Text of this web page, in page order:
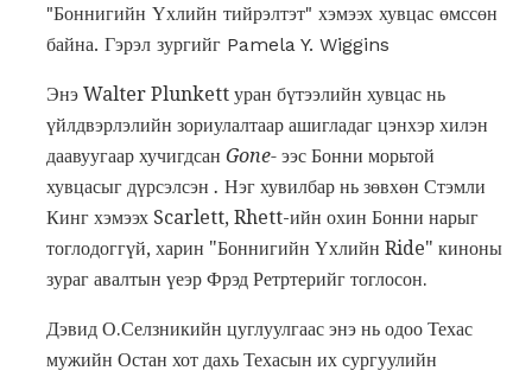
"Боннигийн Үхлийн тийрэлтэт" хэмээх хувцас өмссөн
байна. Гэрэл зургийг Pamela Y. Wiggins
Энэ Walter Plunkett уран бүтээлийн хувцас нь
үйлдвэрлэлийн зориулалтаар ашигладаг цэнхэр хилэн
даавуугаар хучигдсан Gone- ээс Бонни морьтой
хувцасыг дүрсэлсэн . Нэг хувилбар нь зөвхөн Стэмли
Кинг хэмээх Scarlett, Rhett-ийн охин Бонни нарыг
тоглодоггүй, харин "Боннигийн Үхлийн Ride" киноны
зураг авалтын үеэр Фрэд Ретртерийг тоглосон.
Дэвид О.Селзникийн цуглуулгаас энэ нь одоо Техас
мужийн Остан хот дахь Техасын их сургуулийн